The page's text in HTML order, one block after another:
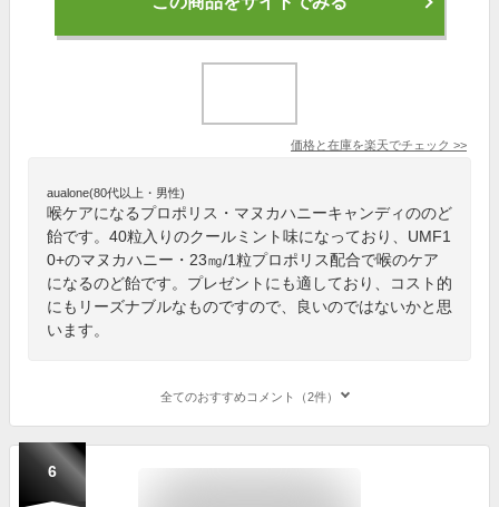
価格と在庫を楽天でチェック >>
aualone(80代以上・男性)
喉ケアになるプロポリス・マヌカハニーキャンディののど
飴です。40粒入りのクールミント味になっており、UMF1
0+のマヌカハニー・23㎎/1粒プロポリス配合で喉のケア
になるのど飴です。プレゼントにも適しており、コスト的
にもリーズナブルなものですので、良いのではないかと思
います。
全てのおすすめコメント（2件）
6